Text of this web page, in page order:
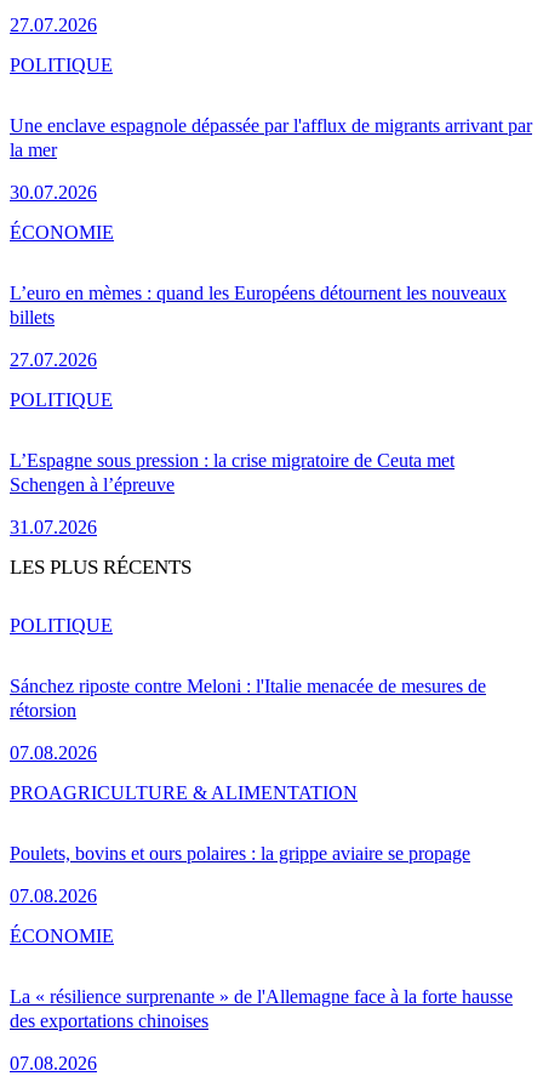
27.07.2026
Une enclave espagnole dépassée par l'afflux de migrants arrivant par
la mer
30.07.2026
POLITIQUE
L’euro en mèmes : quand les Européens détournent les nouveaux
billets
27.07.2026
ÉCONOMIE
L’Espagne sous pression : la crise migratoire de Ceuta met
Schengen à l’épreuve
31.07.2026
POLITIQUE
LES PLUS RÉCENTS
Sánchez riposte contre Meloni : l'Italie menacée de mesures de
rétorsion
07.08.2026
POLITIQUE
Poulets, bovins et ours polaires : la grippe aviaire se propage
07.08.2026
PROAGRICULTURE & ALIMENTATION
La « résilience surprenante » de l'Allemagne face à la forte hausse
des exportations chinoises
07.08.2026
ÉCONOMIE